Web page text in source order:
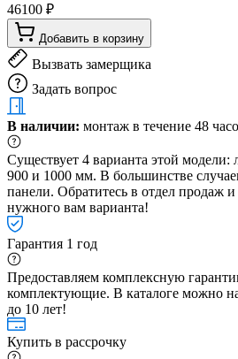
46100 ₽
Добавить в корзину
Вызвать замерщика
Задать вопрос
В наличии: монтаж в течение 48
Существует 4 варианта этой модели:
900 и 1000 мм. В большинстве
панели. Обратитесь в отдел продаж
нужного вам варианта!
Гарантия 1 год
Предоставляем комплексную
комплектующие. В каталоге можно
до 10 лет!
Купить в рассрочку